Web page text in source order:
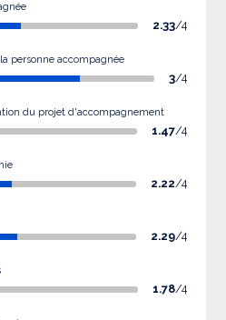
2.33/4
personne accompagnée
3/4
du projet d'accompagnement
1.47/4
2.22/4
2.29/4
1.78/4